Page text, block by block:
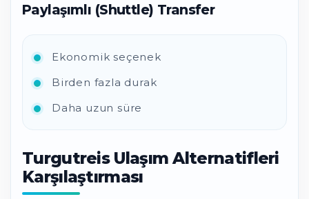
Paylaşımlı (Shuttle) Transfer
Ekonomik seçenek
Birden fazla durak
Daha uzun süre
Turgutreis Ulaşım Alternatifleri
Karşılaştırması